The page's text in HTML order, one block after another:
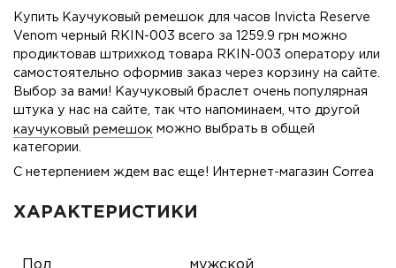
Купить Каучуковый ремешок для часов Invicta Reserve
Venom черный RKIN-003 всего за 1259.9 грн можно
продиктовав штрихкод товара RKIN-003 оператору или
самостоятельно оформив заказ через корзину на сайте.
Выбор за вами! Каучуковый браслет очень популярная
штука у нас на сайте, так что напоминаем, что другой
каучуковый ремешок можно выбрать в общей
категории.
С нетерпением ждем вас еще! Интернет-магазин Correa
ХАРАКТЕРИСТИКИ
Пол мужской